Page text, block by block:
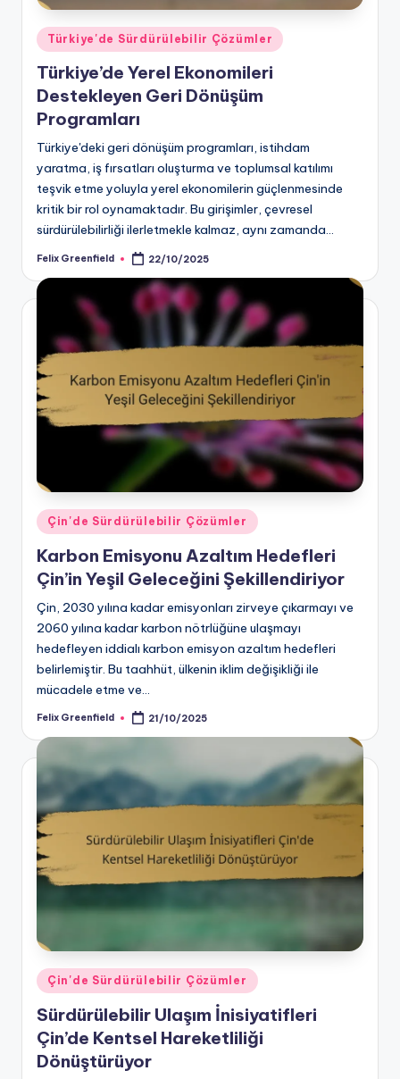
Posted
in
Türkiye'de Sürdürülebilir Çözümler
Türkiye’de Yerel Ekonomileri
Destekleyen Geri Dönüşüm
Programları
Türkiye'deki geri dönüşüm programları, istihdam
yaratma, iş fırsatları oluşturma ve toplumsal katılımı
teşvik etme yoluyla yerel ekonomilerin güçlenmesinde
kritik bir rol oynamaktadır. Bu girişimler, çevresel
sürdürülebilirliği ilerletmekle kalmaz, aynı zamanda…
Posted
Felix Greenfield 22/10/2025
Posted
in
Çin'de Sürdürülebilir Çözümler
Karbon Emisyonu Azaltım Hedefleri
Çin’in Yeşil Geleceğini Şekillendiriyor
Çin, 2030 yılına kadar emisyonları zirveye çıkarmayı ve
2060 yılına kadar karbon nötrlüğüne ulaşmayı
hedefleyen iddialı karbon emisyon azaltım hedefleri
belirlemiştir. Bu taahhüt, ülkenin iklim değişikliği ile
mücadele etme ve…
Posted
Felix Greenfield 21/10/2025
Posted
in
Çin'de Sürdürülebilir Çözümler
Sürdürülebilir Ulaşım İnisiyatifleri
Çin’de Kentsel Hareketliliği
Dönüştürüyor